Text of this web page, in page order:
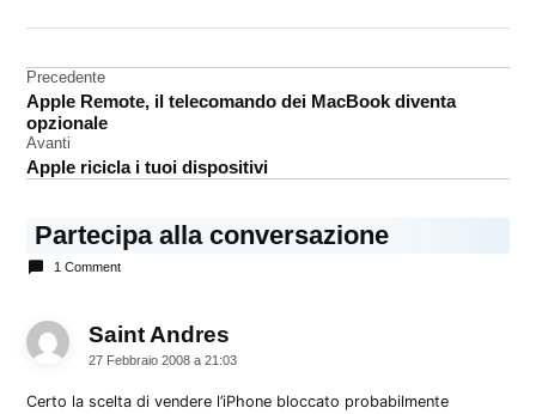
Navigazione
articoli
Precedente
Apple Remote, il telecomando dei MacBook diventa
opzionale
Avanti
Apple ricicla i tuoi dispositivi
Partecipa alla conversazione
1 Comment
Saint Andres
27 Febbraio 2008 a 21:03
Certo la scelta di vendere l’iPhone bloccato probabilmente